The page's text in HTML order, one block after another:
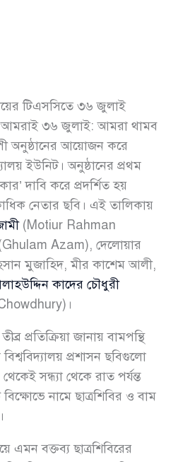
টিএসসিতে ৩৬ জুলাই
‘আমরাই ৩৬ জুলাই: আমরা থামব
অনুষ্ঠানের আয়োজন করে
ইউনিট। অনুষ্ঠানের প্রথম
দাবি করে প্রদর্শিত হয়
নেতার ছবি। এই তালিকায়
(Motiur Rahman
Azam), দেলোয়ার
মুজাহিদ, মীর কাশেম আলী,
কাদের চৌধুরী
প্রতিক্রিয়া জানায় বামপন্থি
প্রশাসন ছবিগুলো
সন্ধ্যা থেকে রাত পর্যন্ত
বিক্ষোভে নামে ছাত্রশিবির ও বাম
এমন বক্তব্য ছাত্রশিবিরের